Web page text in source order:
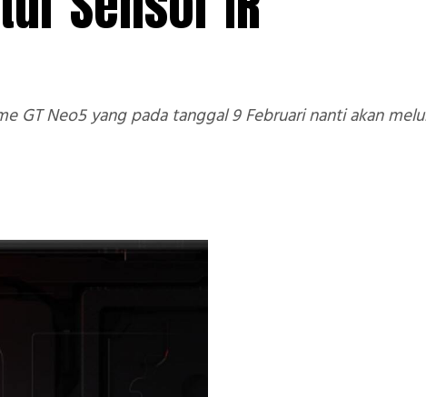
GT Neo5 yang pada tanggal 9 Februari nanti akan